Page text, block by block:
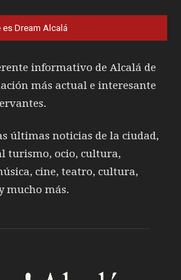
es Dream Alcalá
informativo de Alcalá de
más actual e interesante
últimas noticias de la ciudad,
turismo, ocio, cultura,
cine, teatro, cultura,
mucho más.